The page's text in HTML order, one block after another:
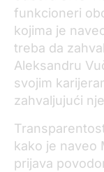
funkcioneri
kojima je
treba da
Aleksandru
svojim
zahvaljujući
kako je naveo
prijava